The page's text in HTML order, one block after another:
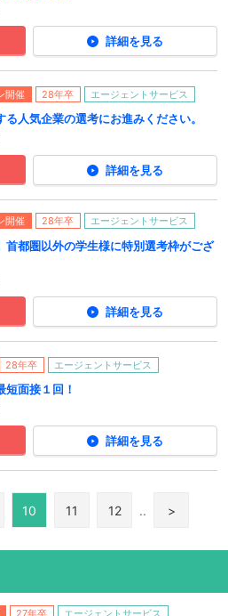
詳細を見る
開催 28年卒 エージェントサービス
る人気企業の選考にお進みください。
詳細を見る
開催 28年卒 エージェントサービス
首都圏以外の学生様に特別選考枠がござ
詳細を見る
28年卒 エージェントサービス
短面接１回！
詳細を見る
10 11 12 .. >
27年卒 エージェントサービス